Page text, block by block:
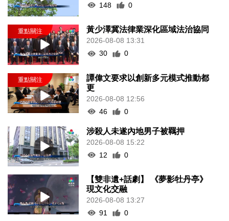
148
0
黃少澤冀法律業深化區域法治協同
2026-08-08 13:31
30
0
譚偉文要求以創新多元模式推動都
更
2026-08-08 12:56
46
0
涉殺人未遂內地男子被羈押
2026-08-08 15:22
12
0
【雙非遺+話劇】 《夢影牡丹亭》
現文化交融
2026-08-08 13:27
91
0